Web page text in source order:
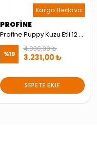
Kargo Bedava
PROFİNE
Profine Puppy Kuzu Etli 12 kg Yavru Köpek Maması
%19
4.000,00 ₺
3.231,00 ₺
SEPETE EKLE